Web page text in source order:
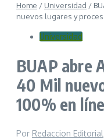
Home / Universidad /
nuevos lugares y
Universidad
BUAP abre
40 Mil
100% en
Por Redaccion Editorial